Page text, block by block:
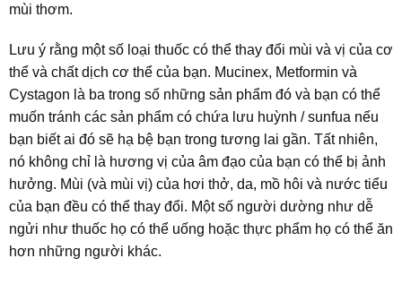
mùi thơm.
Lưu ý rằng một số loại thuốc có thể thay đổi mùi và vị của cơ
thể và chất dịch cơ thể của bạn. Mucinex, Metformin và
Cystagon là ba trong số những sản phẩm đó và bạn có thể
muốn tránh các sản phẩm có chứa lưu huỳnh / sunfua nếu
bạn biết ai đó sẽ hạ bệ bạn trong tương lai gần. Tất nhiên,
nó không chỉ là hương vị của âm đạo của bạn có thể bị ảnh
hưởng. Mùi (và mùi vị) của hơi thở, da, mồ hôi và nước tiểu
của bạn đều có thể thay đổi. Một số người dường như dễ
ngửi như thuốc họ có thể uống hoặc thực phẩm họ có thể ăn
hơn những người khác.